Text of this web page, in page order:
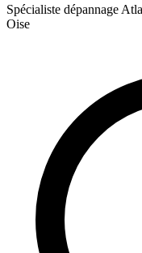
Spécialiste dépannage
Oise